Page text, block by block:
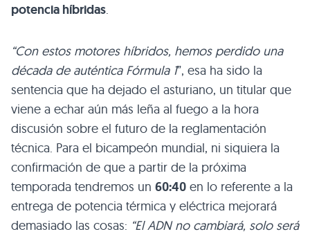
potencia híbridas.
“Con estos motores híbridos, hemos perdido una
década de auténtica Fórmula 1”, esa ha sido la
sentencia que ha dejado el asturiano, un titular que
viene a echar aún más leña al fuego a la hora
discusión sobre el futuro de la reglamentación
técnica. Para el bicampeón mundial, ni siquiera la
confirmación de que a partir de la próxima
temporada tendremos un 60:40 en lo referente a la
entrega de potencia térmica y eléctrica mejorará
demasiado las cosas: “El ADN no cambiará, solo será